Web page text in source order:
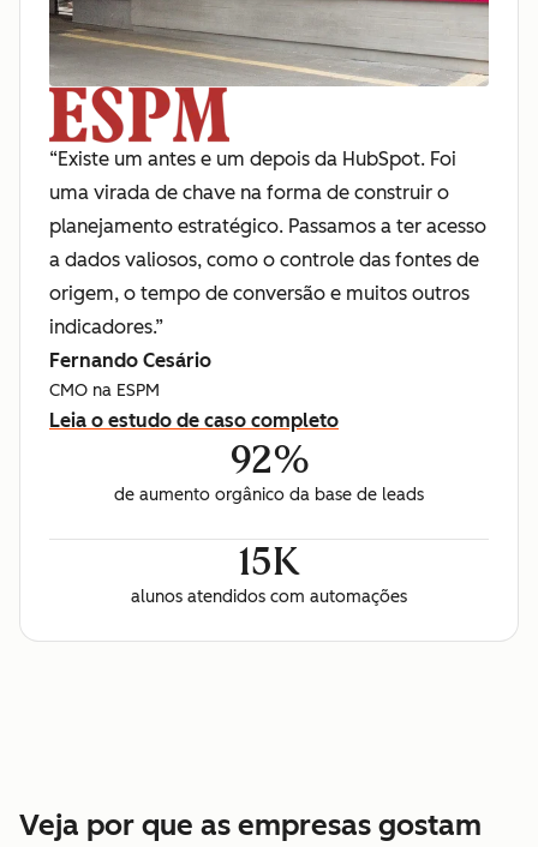
“Existe um antes e um depois da HubSpot. Foi
uma virada de chave na forma de construir o
planejamento estratégico. Passamos a ter acesso
a dados valiosos, como o controle das fontes de
origem, o tempo de conversão e muitos outros
indicadores.”
Fernando Cesário
CMO na ESPM
Leia o estudo de caso completo
92%
de aumento orgânico da base de leads
15K
alunos atendidos com automações
Veja por que as empresas gostam